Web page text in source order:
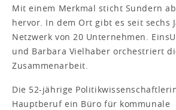
Mit einem Merkmal sticht Sundern
hervor. In dem Ort gibt es seit sechs
Netzwerk von 20 Unternehmen.
und Barbara Vielhaber orchestriert
Zusammenarbeit.
Die 52-jährige
Hauptberuf ein Büro für kommunale